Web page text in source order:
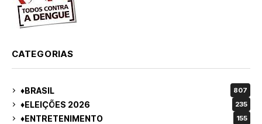
CATEGORIAS
♦BRASIL 807
♦ELEIÇÕES 2026 235
♦ENTRETENIMENTO 155